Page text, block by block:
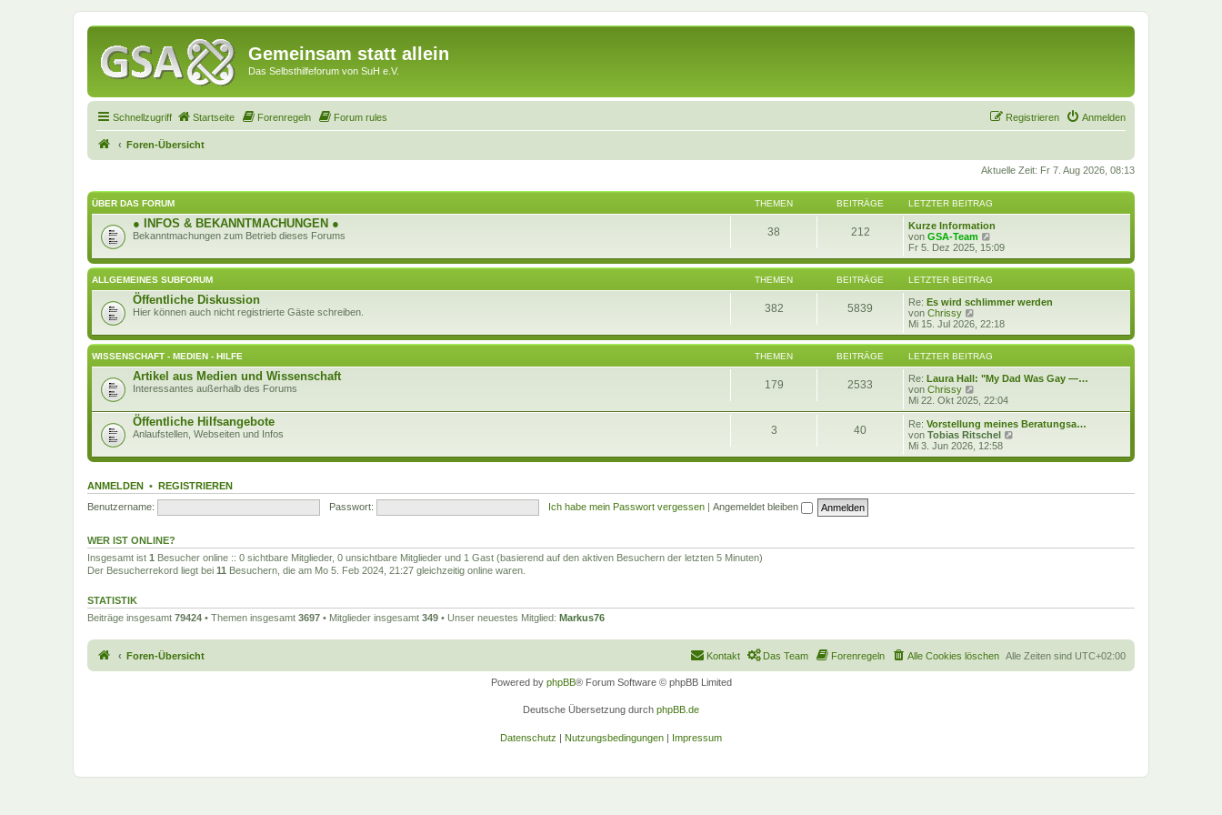
Gemeinsam statt allein
Das Selbsthilfeforum von SuH e.V.
Schnellzugriff Startseite Forenregeln Forum rules Anmelden
Registrieren
Foren-Übersicht
Aktuelle Zeit: Fr 7. Aug 2026, 08:13
ÜBER DAS FORUM THEMEN BEITRÄGE LETZTER BEITRAG
● INFOS & BEKANNTMACHUNGEN ●
Bekanntmachungen zum Betrieb dieses Forums 38 212
Kurze Information
von GSA-Team
e
u
e
s
t
e
B
e
i
t
r
a
Fr 5. Dez 2025, 15:09
ALLGEMEINES SUBFORUM THEMEN BEITRÄGE LETZTER BEITRAG
Öffentliche Diskussion
Hier können auch nicht registrierte Gäste schreiben. 382 5839 Re: Es wird schlimmer werden
von Chrissy
e
u
e
s
t
e
B
e
i
t
g
Mi 15. Jul 2026, 22:18
WISSENSCHAFT - MEDIEN - HILFE THEMEN BEITRÄGE LETZTER BEITRAG
Artikel aus Medien und Wissenschaft
Interessantes außerhalb des Forums 179 2533 Re: Laura Hall: "My Dad Was Gay —…
von Chrissy
e
u
e
s
r
i
Mi 22. Okt 2025, 22:04
Öffentliche Hilfsangebote
Anlaufstellen, Webseiten und Infos 3 40 Re: Vorstellung meines Beratungsa…
von Tobias Ritschel
u
Mi 3. Jun 2026, 12:58
ANMELDEN • REGISTRIEREN
Benutzername:
Passwort: Ich habe mein Passwort vergessen | Angemeldet bleiben
WER IST ONLINE?
Insgesamt ist 1 Besucher online :: 0 sichtbare Mitglieder, 0 unsichtbare Mitglieder und 1 Gast (basierend auf den aktiven Besuchern der letzten 5 Minuten)
Der Besucherrekord liegt bei 11 Besuchern, die am Mo 5. Feb 2024, 21:27 gleichzeitig online waren.
STATISTIK
Beiträge insgesamt 79424 • Themen insgesamt 3697 • Mitglieder insgesamt 349 • Unser neuestes Mitglied: Markus76
Foren-Übersicht Alle Zeiten sind UTC+02:00
Alle Cookies löschen
Forenregeln
Das Team
Kontakt
Powered by phpBB® Forum Software © phpBB Limited
Deutsche Übersetzung durch phpBB.de
Datenschutz | Nutzungsbedingungen | Impressum